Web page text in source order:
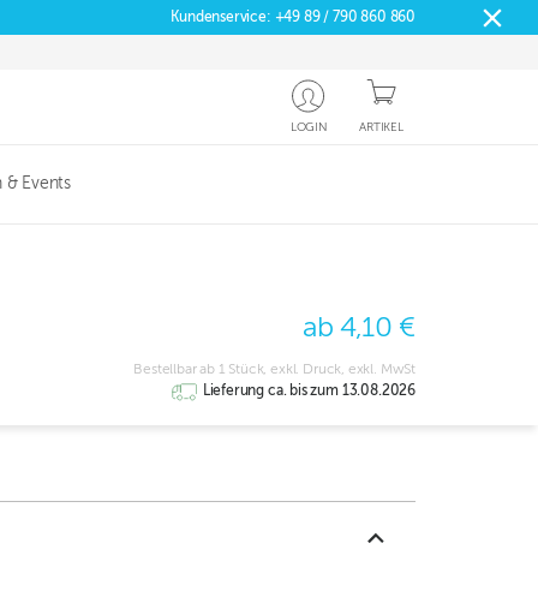
Kundenservice: +49 89 / 790 860 860
LOGIN ARTIKEL
& Events
ab 4,10 €
Bestellbar ab 1 Stück, exkl. Druck, exkl. MwSt
Lieferung ca. bis zum 13.08.2026